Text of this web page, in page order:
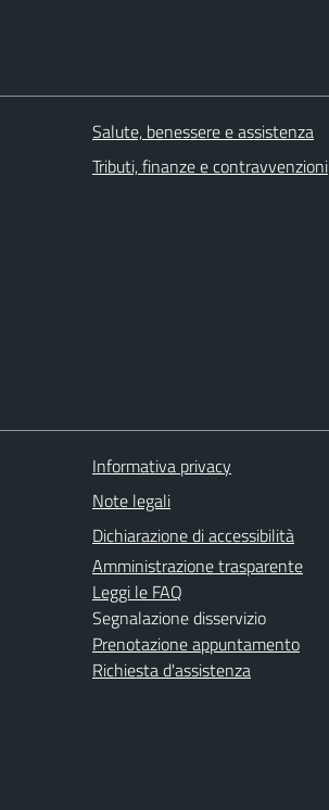
Salute, benessere e assistenza
Tributi, finanze e contravvenzioni
Informativa privacy
Note legali
Dichiarazione di accessibilità
Amministrazione trasparente
Leggi le FAQ
Segnalazione disservizio
Prenotazione appuntamento
Richiesta d'assistenza